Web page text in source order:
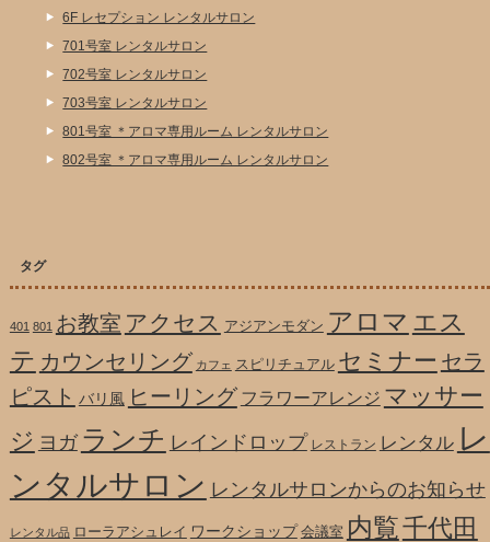
6F レセプション レンタルサロン
701号室 レンタルサロン
702号室 レンタルサロン
703号室 レンタルサロン
801号室 ＊アロマ専用ルーム レンタルサロン
802号室 ＊アロマ専用ルーム レンタルサロン
タグ
401 801 お教室 アクセス アジアンモダン アロマ エス
テ カウンセリング カフェ スピリチュアル セミナー セラ
ピスト バリ風 ヒーリング フラワーアレンジ マッサー
ジ ヨガ ランチ レインドロップ レストラン レンタル レ
ンタルサロン レンタルサロンからのお知らせ
レンタル品 ローラアシュレイ ワークショップ 会議室 内覧千代田